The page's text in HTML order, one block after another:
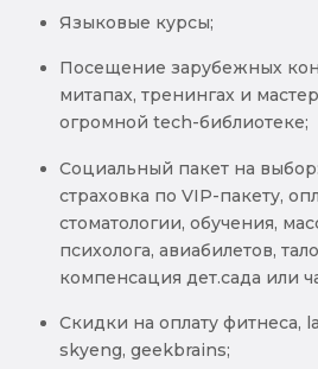
Языковые курсы;
Посещение зарубежных
митапах, тренингах и
огромной tech-библиотеке;
Социальный пакет на
страховка по VIP-пакету,
стоматологии, обучения,
психолога, авиабилетов,
компенсация дет.сада или
Скидки на оплату фитнеса,
skyeng, geekbrains;